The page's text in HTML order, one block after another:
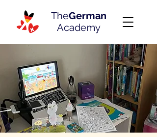
TheGerman
Academy